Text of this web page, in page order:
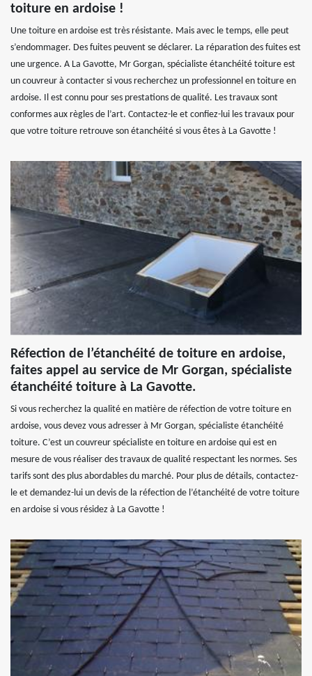
toiture en ardoise !
Une toiture en ardoise est très résistante. Mais avec le temps, elle peut
s’endommager. Des fuites peuvent se déclarer. La réparation des fuites est
une urgence. A La Gavotte, Mr Gorgan, spécialiste étanchéité toiture est
un couvreur à contacter si vous recherchez un professionnel en toiture en
ardoise. Il est connu pour ses prestations de qualité. Les travaux sont
conformes aux règles de l’art. Contactez-le et confiez-lui les travaux pour
que votre toiture retrouve son étanchéité si vous êtes à La Gavotte !
Réfection de l’étanchéité de toiture en ardoise,
faites appel au service de Mr Gorgan, spécialiste
étanchéité toiture à La Gavotte.
Si vous recherchez la qualité en matière de réfection de votre toiture en
ardoise, vous devez vous adresser à Mr Gorgan, spécialiste étanchéité
toiture. C’est un couvreur spécialiste en toiture en ardoise qui est en
mesure de vous réaliser des travaux de qualité respectant les normes. Ses
tarifs sont des plus abordables du marché. Pour plus de détails, contactez-
le et demandez-lui un devis de la réfection de l’étanchéité de votre toiture
en ardoise si vous résidez à La Gavotte !